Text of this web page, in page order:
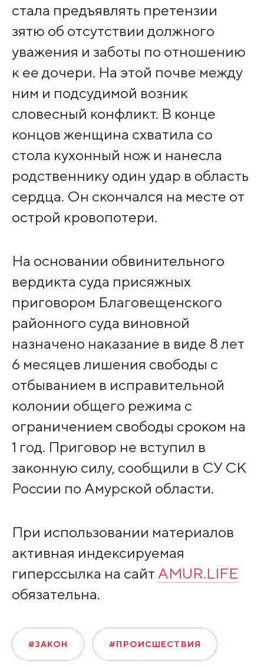
стала предъявлять претензии
зятю об отсутствии должного
уважения и заботы по отношению
к ее дочери. На этой почве между
ним и подсудимой возник
словесный конфликт. В конце
концов женщина схватила со
стола кухонный нож и нанесла
родственнику один удар в область
сердца. Он скончался на месте от
острой кровопотери.
На основании обвинительного
вердикта суда присяжных
приговором Благовещенского
районного суда виновной
назначено наказание в виде 8 лет
6 месяцев лишения свободы с
отбыванием в исправительной
колонии общего режима с
ограничением свободы сроком на
1 год. Приговор не вступил в
законную силу, сообщили в СУ СК
России по Амурской области.
При использовании материалов
активная индексируемая
гиперссылка на сайт AMUR.LIFE
обязательна.
#ЗАКОН #ПРОИСШЕСТВИЯ